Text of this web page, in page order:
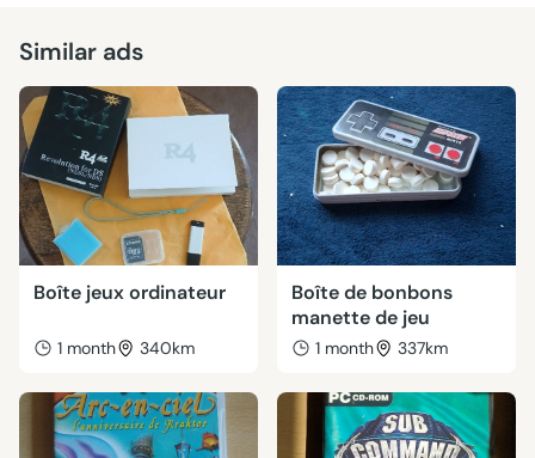
Similar ads
Boîte jeux ordinateur
1 month 340km
Boîte de bonbons
manette de jeu
1 month 337km